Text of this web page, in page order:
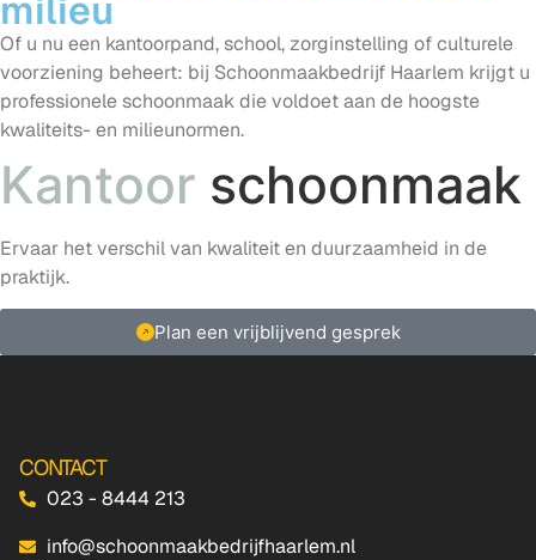
Of u nu een kantoorpand, school, zorginstelling of culturele
voorziening beheert: bij Schoonmaakbedrijf Haarlem krijgt u
professionele schoonmaak die voldoet aan de hoogste
kwaliteits- en milieunormen.
Kantoor schoonmaak
Ervaar het verschil van kwaliteit en duurzaamheid in de
praktijk.
Plan een vrijblijvend gesprek
CONTACT
023 - 8444 213
info@schoonmaakbedrijfhaarlem.nl